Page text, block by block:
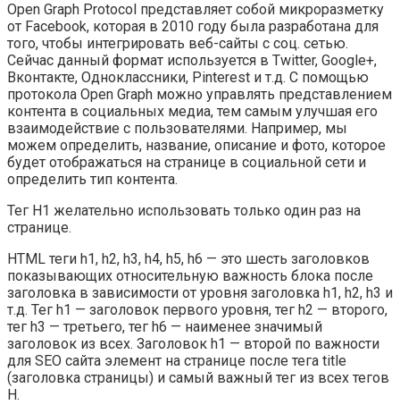
Open Graph Protocol представляет собой микроразметку
от Facebook, которая в 2010 году была разработана для
того, чтобы интегрировать веб-сайты с соц. сетью.
Сейчас данный формат используется в Twitter, Google+,
Вконтакте, Одноклассники, Pinterest и т.д. С помощью
протокола Open Graph можно управлять представлением
контента в социальных медиа, тем самым улучшая его
взаимодействие с пользователями. Например, мы
можем определить, название, описание и фото, которое
будет отображаться на странице в социальной сети и
определить тип контента.
Тег H1 желательно использовать только один раз на
странице.
HTML теги h1, h2, h3, h4, h5, h6 — это шесть заголовков
показывающих относительную важность блока после
заголовка в зависимости от уровня заголовка h1, h2, h3 и
т.д. Тег h1 — заголовок первого уровня, тег h2 — второго,
тег h3 — третьего, тег h6 — наименее значимый
заголовок из всех. Заголовок h1 — второй по важности
для SEO сайта элемент на странице после тега title
(заголовка страницы) и самый важный тег из всех тегов
H.